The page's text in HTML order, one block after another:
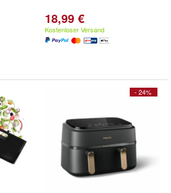
18,99 €
Kostenloser Versand
- 24%